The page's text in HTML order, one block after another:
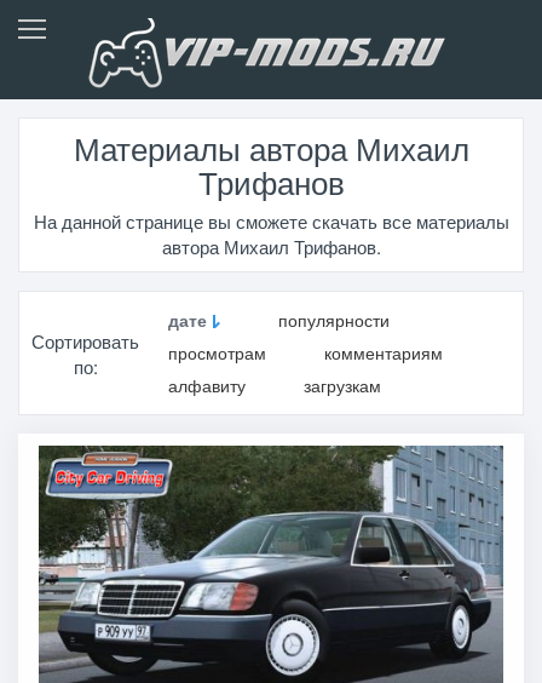
Материалы автора Михаил
Трифанов
На данной странице вы сможете скачать все материалы
автора Михаил Трифанов.
Сортировать
по:
дате
популярности
просмотрам
комментариям
алфавиту
загрузкам